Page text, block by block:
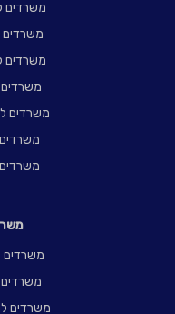
משרדים
משרדים
משרדים
משרדים
משרדים